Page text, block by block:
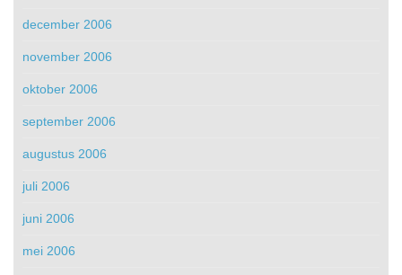
december 2006
november 2006
oktober 2006
september 2006
augustus 2006
juli 2006
juni 2006
mei 2006